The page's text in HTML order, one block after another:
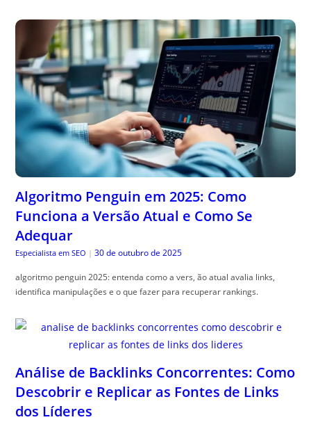
Algoritmo Penguin em 2025: Como
Funciona a Versão Atual e Como Se
Adequar
Especialista em SEO | 30 de outubro de 2025
algoritmo penguin 2025: entenda como a vers, ão atual avalia links,
identifica manipulações e o que fazer para recuperar rankings.
Análise de Backlinks Concorrentes: Como
Descobrir e Replicar as Fontes de Links
dos Líderes